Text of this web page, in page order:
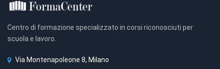
Centro di formazione specializzato in corsi riconosciuti per
scuola e lavoro.
Via Montenapoleone 8, Milano